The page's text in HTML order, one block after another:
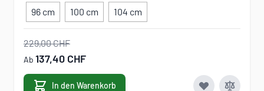
96 cm 100 cm 104 cm
229,00 CHF
Ab 137,40 CHF
In den Warenkorb